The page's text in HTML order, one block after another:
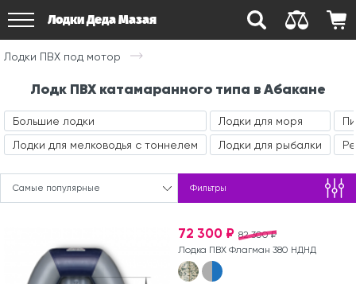
Лодки Деда Мазая
Лодки ПВХ под мотор
Лодк ПВХ катамаранного типа в Абакане
Большие лодки
Лодки для мелководья с тоннелем
Лодки для моря
Лодки для рыбалки
Самые популярные Фильтры
82 300 ₽
72 300 ₽
Лодка ПВХ Флагман 380 НДНД